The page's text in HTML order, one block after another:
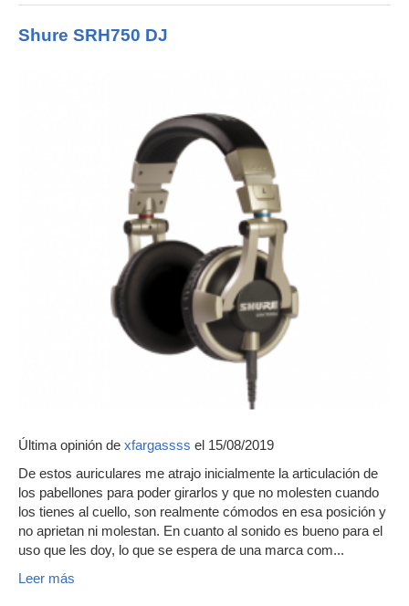
Shure SRH750 DJ
Última opinión de xfargassss el 15/08/2019
De estos auriculares me atrajo inicialmente la articulación de
los pabellones para poder girarlos y que no molesten cuando
los tienes al cuello, son realmente cómodos en esa posición y
no aprietan ni molestan. En cuanto al sonido es bueno para el
uso que les doy, lo que se espera de una marca com...
Leer más